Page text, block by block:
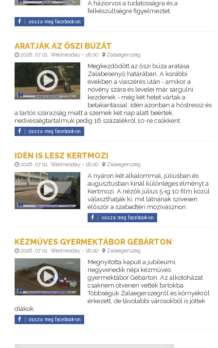
A háziorvos a tudatosságra és a
felkészültségre figyelmeztet.
ossza meg facebook-on
ARATJÁK AZ ŐSZI BÚZÁT
2026. 07 01. Wednesday - 18:00 Zalaegerszeg
Megkezdődött az őszi búza aratása
Zalabesenyő határában. A korábbi
években a viaszérés után - amikor a
növény szára és levelei már sárgulni
kezdenek - még két hetet vártak a
betakarítással. Idén azonban a hőstressz és
a tartós szárazság miatt a szemek két nap alatt beértek,
nedvességtartalmuk pedig 16 százalékról 10-re csökkent.
ossza meg facebook-on
IDÉN IS LESZ KERTMOZI
2026. 07 01. Wednesday - 18:00 Zalaegerszeg
A nyáron két alkalommal, júliusban és
augusztusban kínál különleges élményt a
Kertmozi. A nézők július 5-ig 10 film közül
választhatják ki, mit látnának szívesen
először a szabadtéri mozivásznon.
ossza meg facebook-on
KÉZMŰVES GYERMEKTÁBOR GÉBÁRTON
2026. 07 01. Wednesday - 18:00 Zalaegerszeg
Megnyitotta kapuit a jubileumi,
negyvenedik népi kézműves
gyermektábor Gébárton. Az alkotóházat
csaknem ötvenen vették birtokba.
Többségük Zalaegerszegről és környékről
érkezett, de távolabbi városokból is jöttek
diákok.
ossza meg facebook-on